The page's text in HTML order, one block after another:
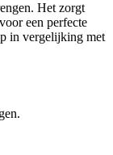
Het zorgt
een perfecte
in vergelijking met